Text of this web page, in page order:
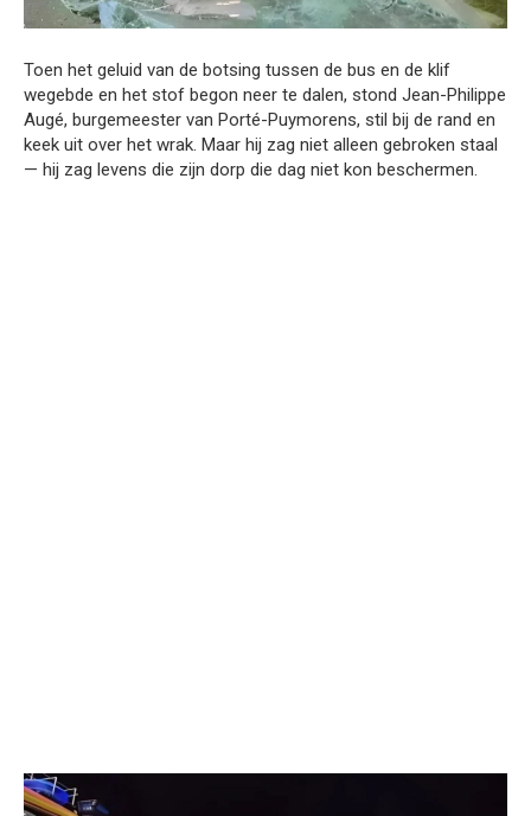
Toen het geluid van de botsing tussen de bus en de klif
wegebde en het stof begon neer te dalen, stond Jean-Philippe
Augé, burgemeester van Porté-Puymorens, stil bij de rand en
keek uit over het wrak. Maar hij zag niet alleen gebroken staal
— hij zag levens die zijn dorp die dag niet kon beschermen.